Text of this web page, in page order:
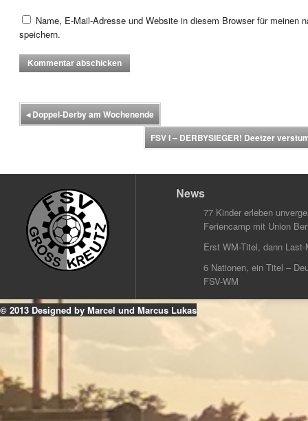
Name, E-Mail-Adresse und Website in diesem Browser für meinen
speichern.
◂Doppel-Derby am Wochenende
FSV I – DERBYSIEGER! Deetzer
News
77 Kinder erleben
Feriencamp mit Union
Erst WM-Titel, dann
6 Nationen, ein Titel –
FSV-WM
© 2013 Designed by Marcel und Marcus Lukas